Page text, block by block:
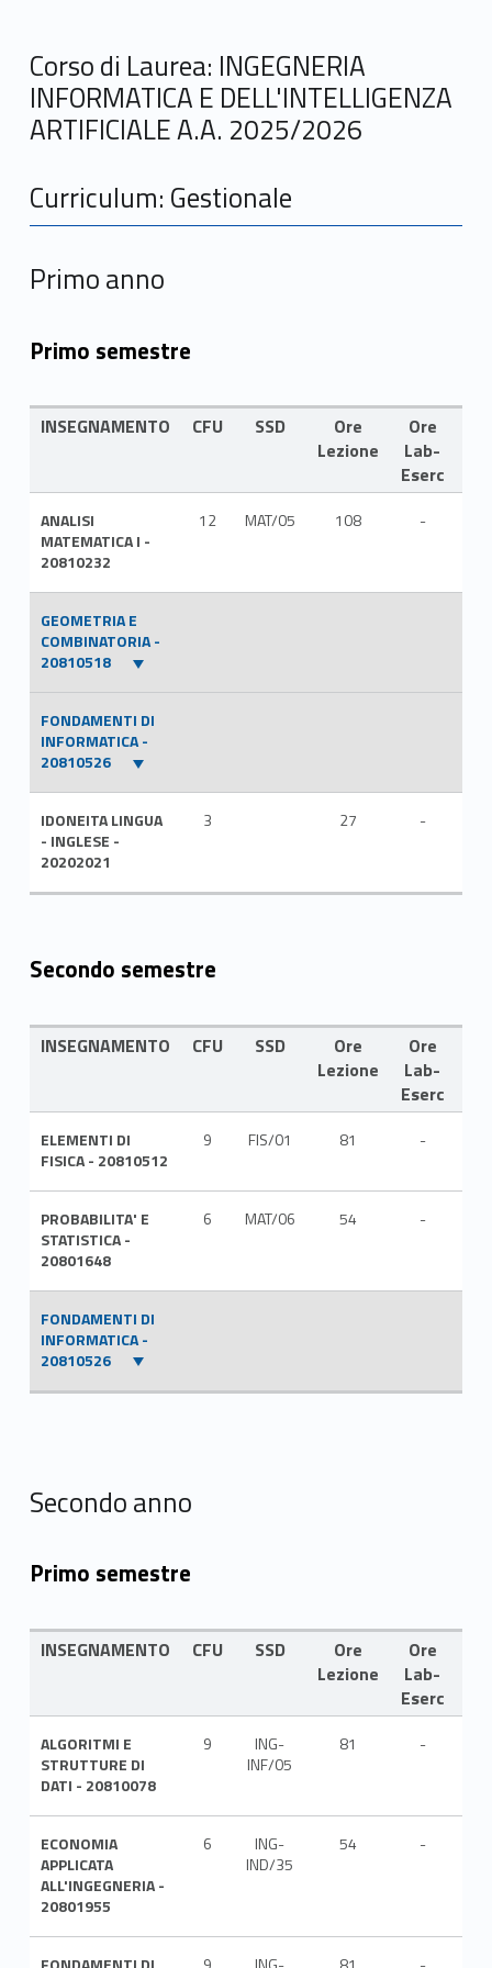
Corso di Laurea: INGEGNERIA
INFORMATICA E DELL'INTELLIGENZA
ARTIFICIALE A.A. 2025/2026
Curriculum: Gestionale
Primo anno
Primo semestre
INSEGNAMENTO CFU SSD
Ore
Lezione
Ore
Lab-
Eserc
ANALISI
MATEMATICA I -
20810232
12 MAT/05 108 -
GEOMETRIA E
COMBINATORIA -
20810518
FONDAMENTI DI
INFORMATICA -
20810526
IDONEITA LINGUA
- INGLESE -
20202021
3 27 -
Secondo semestre
INSEGNAMENTO CFU SSD
Ore
Lezione
Ore
Lab-
Eserc
ELEMENTI DI
FISICA - 20810512
9 FIS/01 81 -
PROBABILITA' E
STATISTICA -
20801648
6 MAT/06 54 -
FONDAMENTI DI
INFORMATICA -
20810526
Secondo anno
Primo semestre
INSEGNAMENTO CFU SSD
Ore
Lezione
Ore
Lab-
Eserc
ALGORITMI E
STRUTTURE DI
DATI - 20810078
9
ING-
INF/05
81 -
ECONOMIA
APPLICATA
ALL'INGEGNERIA -
20801955
6
ING-
IND/35
54 -